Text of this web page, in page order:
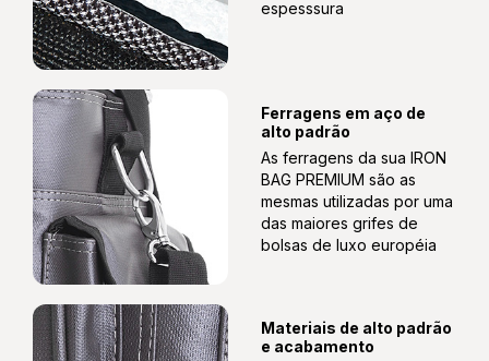
espesssura
Ferragens em aço de
alto padrão
As ferragens da sua IRON
BAG PREMIUM são as
mesmas utilizadas por uma
das maiores grifes de
bolsas de luxo européia
Materiais de alto padrão
e acabamento